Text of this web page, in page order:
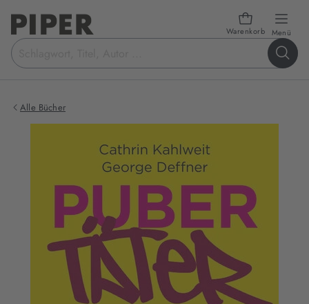
Warenkorb Menü
Suchbegriff
eingeben
Alle Bücher